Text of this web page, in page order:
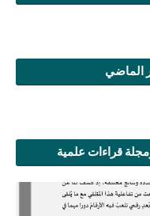
الماضي
قراءات علمية